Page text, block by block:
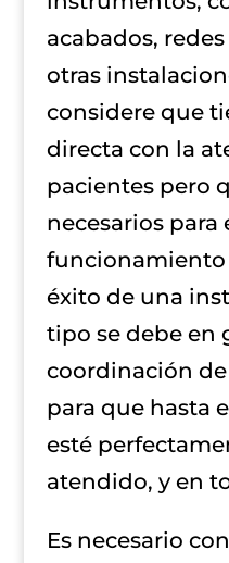
acabados,
otras
considere que
directa con la
pacientes pero
necesarios para
funcionamiento
éxito de una
tipo se debe en
coordinación
para que hasta
esté
atendido, y en
Es necesario